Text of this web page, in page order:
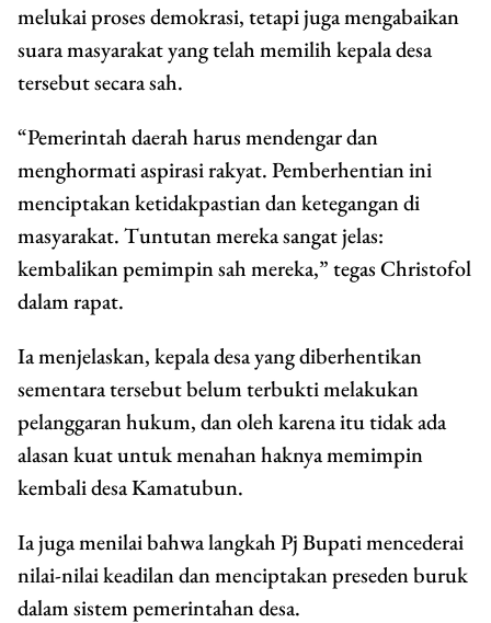
melukai proses demokrasi, tetapi juga mengabaikan
suara masyarakat yang telah memilih kepala desa
tersebut secara sah.
“Pemerintah daerah harus mendengar dan
menghormati aspirasi rakyat. Pemberhentian ini
menciptakan ketidakpastian dan ketegangan di
masyarakat. Tuntutan mereka sangat jelas:
kembalikan pemimpin sah mereka,” tegas Christofol
dalam rapat.
Ia menjelaskan, kepala desa yang diberhentikan
sementara tersebut belum terbukti melakukan
pelanggaran hukum, dan oleh karena itu tidak ada
alasan kuat untuk menahan haknya memimpin
kembali desa Kamatubun.
Ia juga menilai bahwa langkah Pj Bupati mencederai
nilai-nilai keadilan dan menciptakan preseden buruk
dalam sistem pemerintahan desa.